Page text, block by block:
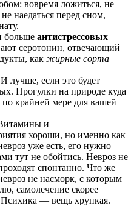
вовремя ложиться, не
наедаться перед сном,
больше антистрессовых
серотонин, отвечающий
как жирные сорта
лучше, если это будет
Прогулки на природе куда
крайней мере для вашей
и
хороши, но именно как
уже есть, его нужно
тут не обойтись. Невроз не
спонтанно. Что же
не насморк, с которым
самолечение скорее
— вещь хрупкая.